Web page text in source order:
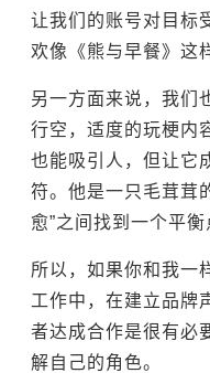
让我们的账号对目标
欢像《熊与早餐》这
另一方面来说，我们
行空，适度的玩梗内
也能吸引人，但让它
符。他是一只毛茸茸
愈”之间找到一个平
所以，如果你和我一
工作中，在建立品牌
者达成合作是很有必
解自己的角色。